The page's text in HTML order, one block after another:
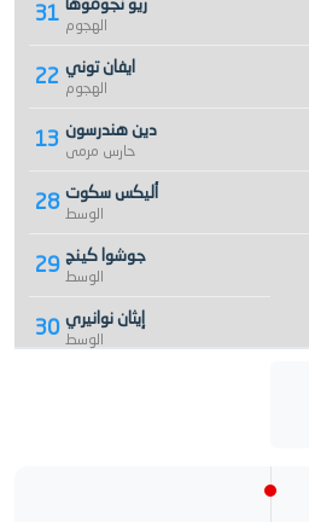
31 الهجوم
22 ايفان توني
الهجوم
13 دين هندرسون
حارس مرمى
28 أليكس سكوت
الوسط
29 جوشوا كينج
الوسط
30 إيثان نوانيري
الوسط